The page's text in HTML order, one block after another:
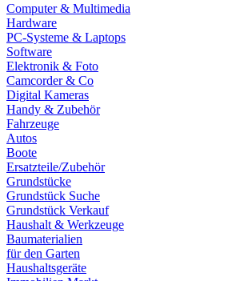
Computer & Multimedia
Hardware
PC-Systeme & Laptops
Software
Elektronik & Foto
Camcorder & Co
Digital Kameras
Handy & Zubehör
Fahrzeuge
Autos
Boote
Ersatzteile/Zubehör
Grundstücke
Grundstück Suche
Grundstück Verkauf
Haushalt & Werkzeuge
Baumaterialien
für den Garten
Haushaltsgeräte